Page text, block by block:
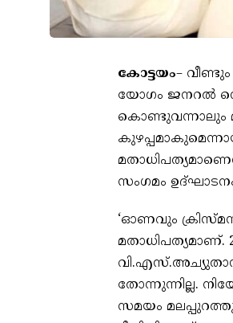
കോട്ടയം–
യോഗം ജനറൽ
കൊണ്ടുവന്നാലും
സംഗമം
‘ഓണവും
തോന്നുന്നില്ല.
സമയം